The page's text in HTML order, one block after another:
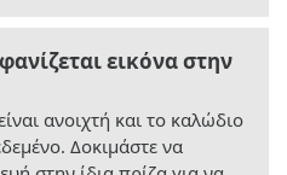
εικόνα στην
ανοιχτή και το καλώδιο
Δοκιμάστε να